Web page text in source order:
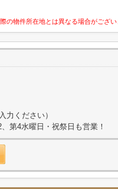
物件所在地とは異なる場合がござい
力ください）
第4水曜日・祝祭日も営業！